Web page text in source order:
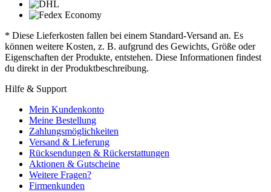
* Diese Lieferkosten fallen bei einem Standard-Versand an. Es
können weitere Kosten, z. B. aufgrund des Gewichts, Größe oder
Eigenschaften der Produkte, entstehen. Diese Informationen findest
du direkt in der Produktbeschreibung.
Hilfe & Support
Mein Kundenkonto
Meine Bestellung
Zahlungsmöglichkeiten
Versand & Lieferung
Rücksendungen & Rückerstattungen
Aktionen & Gutscheine
Weitere Fragen?
Firmenkunden